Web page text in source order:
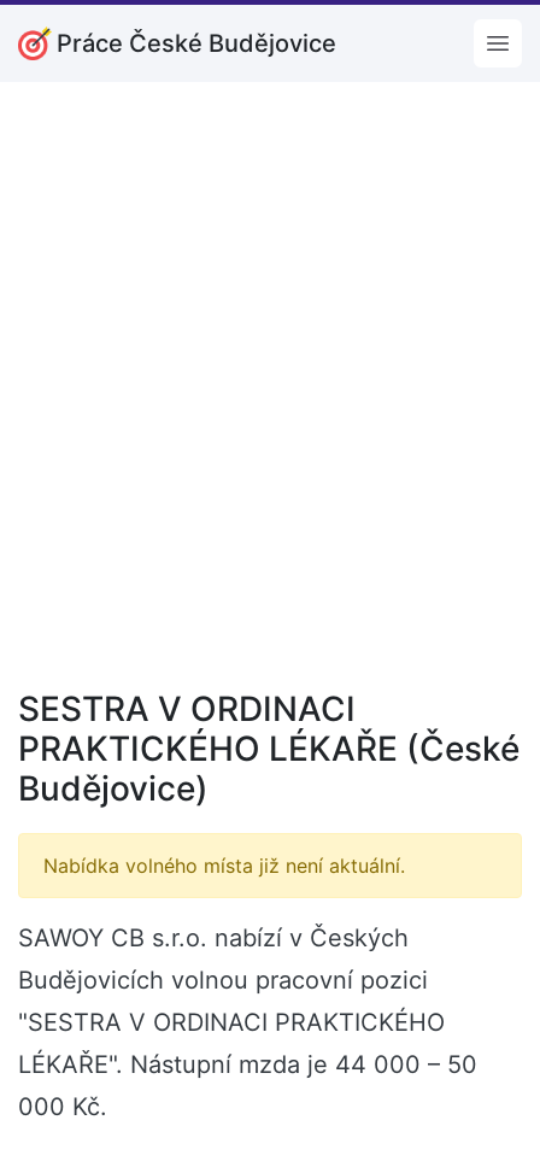
Práce České Budějovice
SESTRA V ORDINACI
PRAKTICKÉHO LÉKAŘE (České
Budějovice)
Nabídka volného místa již není aktuální.
SAWOY CB s.r.o. nabízí v Českých
Budějovicích volnou pracovní pozici
"SESTRA V ORDINACI PRAKTICKÉHO
LÉKAŘE". Nástupní mzda je 44 000 – 50
000 Kč.